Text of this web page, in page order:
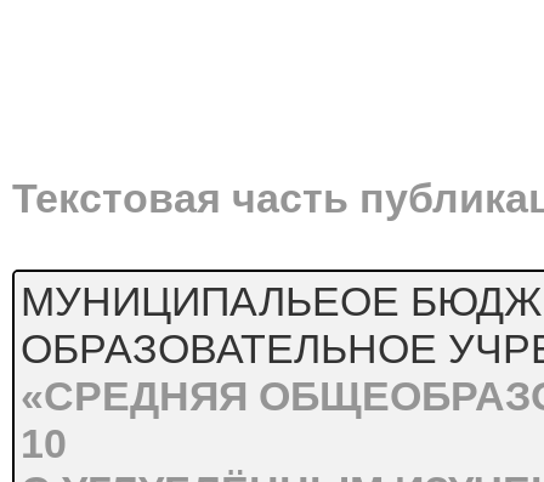
Текстовая часть
МУНИЦИПАЛЬЕОЕ
ОБРАЗОВАТЕЛЬНОЕ
«СРЕДНЯЯ
10